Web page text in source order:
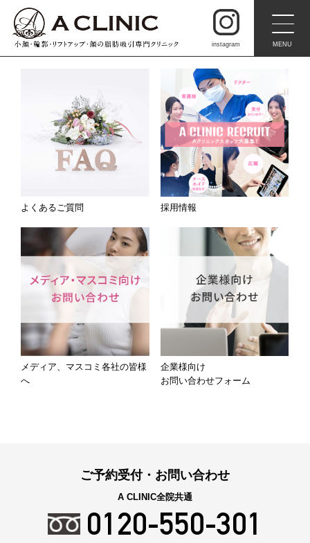
instagram MENU
よくあるご質問 採用情報
メディア、マスコミ各社の皆様
へ
企業様向け
お問い合わせフォーム
ご予約受付・お問い合わせ
A CLINIC全院共通
0120-550-301